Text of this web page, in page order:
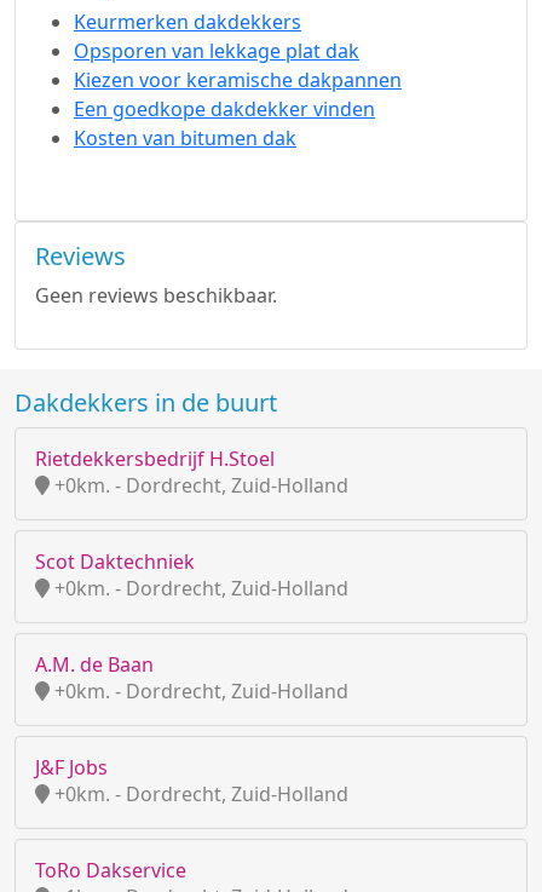
Keurmerken dakdekkers
Opsporen van lekkage plat dak
Kiezen voor keramische dakpannen
Een goedkope dakdekker vinden
Kosten van bitumen dak
Reviews
Geen reviews beschikbaar.
Dakdekkers in de buurt
Rietdekkersbedrijf H.Stoel
+0km. - Dordrecht, Zuid-Holland
Scot Daktechniek
+0km. - Dordrecht, Zuid-Holland
A.M. de Baan
+0km. - Dordrecht, Zuid-Holland
J&F Jobs
+0km. - Dordrecht, Zuid-Holland
ToRo Dakservice